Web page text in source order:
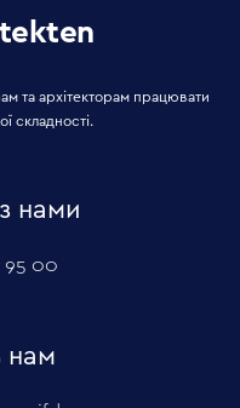
та архітекторам працювати
складності.
нами
95 00
нам